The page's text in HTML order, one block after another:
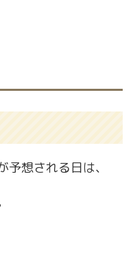
想される日は、